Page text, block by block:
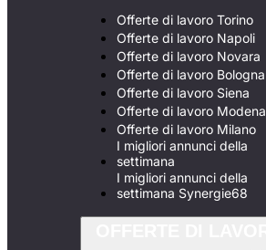
Offerte di lavoro Torino
Offerte di lavoro Napoli
Offerte di lavoro Novara
Offerte di lavoro Bologna
Offerte di lavoro Siena
Offerte di lavoro Modena
Offerte di lavoro Milano
I migliori annunci della
settimana
I migliori annunci della
settimana Synergie68